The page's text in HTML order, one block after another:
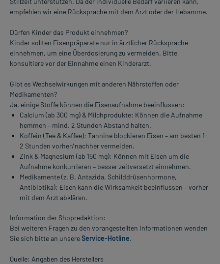
empfehlen wir eine Rücksprache mit dem Arzt oder der Hebamme.
Dürfen Kinder das Produkt einnehmen?
Kinder sollten Eisenpräparate nur in ärztlicher Rücksprache
einnehmen, um eine Überdosierung zu vermeiden. Bitte
konsultiere vor der Einnahme einen Kinderarzt.
Gibt es Wechselwirkungen mit anderen Nährstoffen oder
Medikamenten?
Ja, einige Stoffe können die Eisenaufnahme beeinflussen:
Calcium (ab 300 mg) & Milchprodukte: Können die Aufnahme
hemmen – mind. 2 Stunden Abstand halten.
Koffein (Tee & Kaffee): Tannine blockieren Eisen – am besten 1-
2 Stunden vorher/nachher vermeiden.
Zink & Magnesium (ab 150 mg): Können mit Eisen um die
Aufnahme konkurrieren – besser zeitversetzt einnehmen.
Medikamente (z. B. Antazida, Schilddrüsenhormone,
Antibiotika): Eisen kann die Wirksamkeit beeinflussen – vorher
mit dem Arzt abklären.
Information der Shopredaktion:
Bei weiteren Fragen zu den vorangestellten Informationen wenden
Sie sich bitte an unsereService-Hotline.
Quelle: Angaben des Herstellers